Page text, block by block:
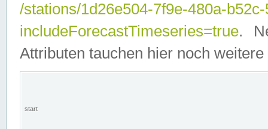
/stations/1d26e504-7f9e-480a-
includeForecastTimeseries=true.
Attributen tauchen hier noch weitere
start